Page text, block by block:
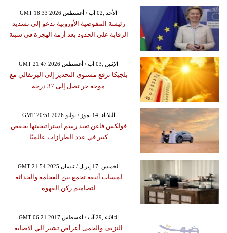
GMT 18:33 2026 الأحد ,02 آب / أغسطس
رئيسة المفوضية الأوروبية تدعو إلى تشديد
الرقابة على الحدود بعد أزمة الهجرة في سبتة
GMT 21:47 2026 الإثنين ,03 آب / أغسطس
بلجيكا ترفع مستوى التحذير إلى البرتقالي مع
موجة حر تصل إلى 37 درجة
GMT 20:51 2026 الثلاثاء ,14 تموز / يوليو
فولكس فاغن تعيد رسم استراتيجيتها بخفض
كبير في عدد الطرازات عالميًا
GMT 21:54 2025 الخميس ,17 إبريل / نيسان
لمسات أنيقة تجمع بين الفخامة والحداثة
لتصاميم ركن القهوة
GMT 06:21 2017 الثلاثاء ,29 آب / أغسطس
النزيف والحمى أعراض تشير الي الاصابة